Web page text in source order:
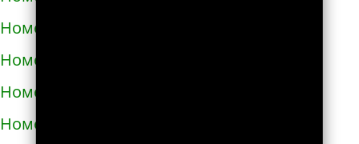
Номера телефонов такси в Стрые
Номера телефонов такси в Сумах
Номера телефонов такси в Таврийске
Номера телефонов такси в Тальном